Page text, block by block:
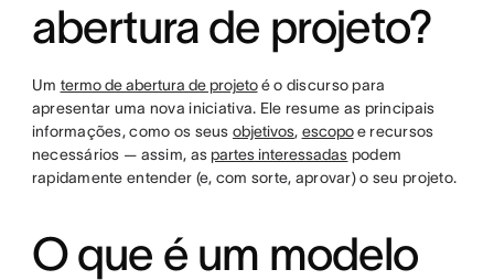
abertura de projeto?
Um termo de abertura de projetoé o discurso para
apresentar uma nova iniciativa. Ele resume as principais
informações, como os seus objetivos, escopoe recursos
necessários — assim, as partes interessadas podem
rapidamente entender (e, com sorte, aprovar) o seu projeto.
O que é um modelo